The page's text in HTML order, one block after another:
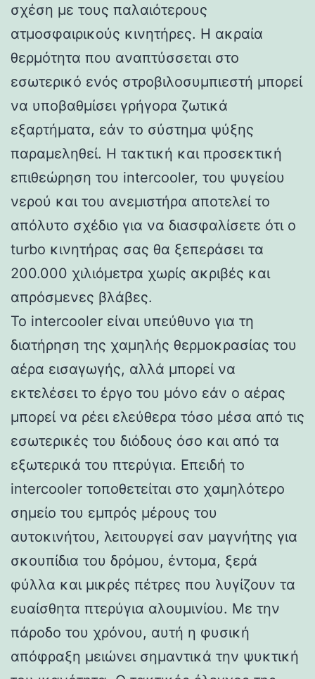
σχέση με τους παλαιότερους
ατμοσφαιρικούς κινητήρες. Η ακραία
θερμότητα που αναπτύσσεται στο
εσωτερικό ενός στροβιλοσυμπιεστή μπορεί
να υποβαθμίσει γρήγορα ζωτικά
εξαρτήματα, εάν το σύστημα ψύξης
παραμεληθεί. Η τακτική και προσεκτική
επιθεώρηση του intercooler, του ψυγείου
νερού και του ανεμιστήρα αποτελεί το
απόλυτο σχέδιο για να διασφαλίσετε ότι ο
turbo κινητήρας σας θα ξεπεράσει τα
200.000 χιλιόμετρα χωρίς ακριβές και
απρόσμενες βλάβες.
Το intercooler είναι υπεύθυνο για τη
διατήρηση της χαμηλής θερμοκρασίας του
αέρα εισαγωγής, αλλά μπορεί να
εκτελέσει το έργο του μόνο εάν ο αέρας
μπορεί να ρέει ελεύθερα τόσο μέσα από τις
εσωτερικές του διόδους όσο και από τα
εξωτερικά του πτερύγια. Επειδή το
intercooler τοποθετείται στο χαμηλότερο
σημείο του εμπρός μέρους του
αυτοκινήτου, λειτουργεί σαν μαγνήτης για
σκουπίδια του δρόμου, έντομα, ξερά
φύλλα και μικρές πέτρες που λυγίζουν τα
ευαίσθητα πτερύγια αλουμινίου. Με την
πάροδο του χρόνου, αυτή η φυσική
απόφραξη μειώνει σημαντικά την ψυκτική